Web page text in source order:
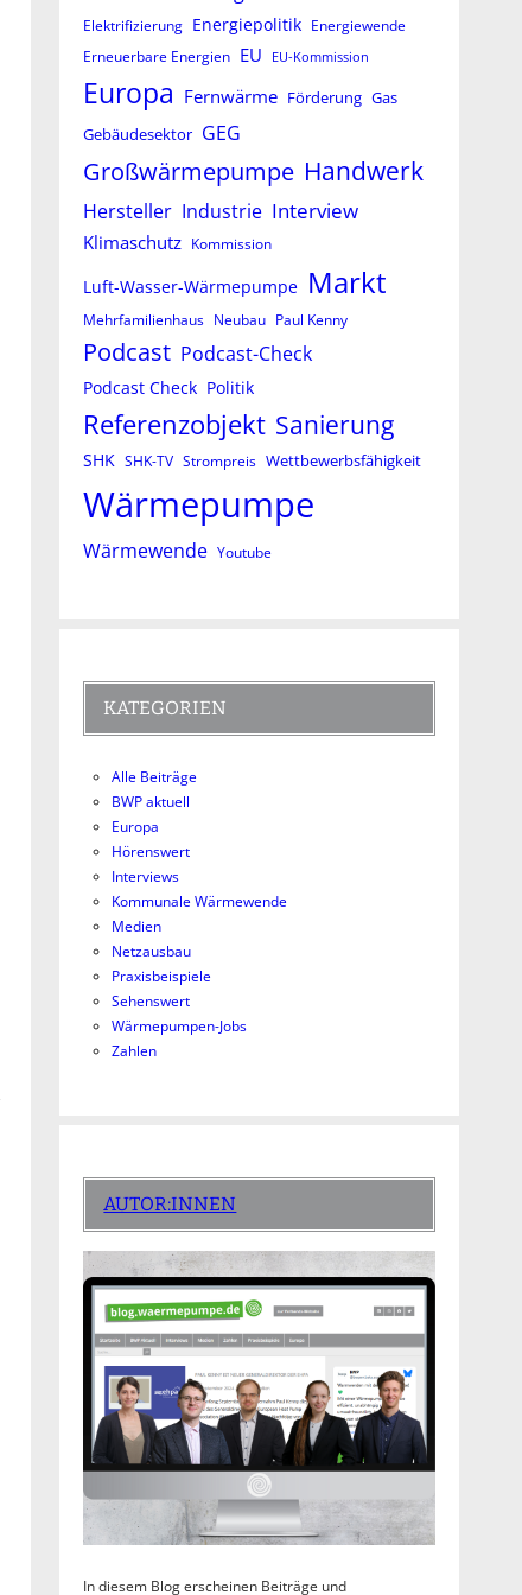
Elektrifizierung Energiepolitik Energiewende
Erneuerbare Energien EU EU-Kommission
Europa Fernwärme Förderung Gas
Gebäudesektor GEG
Großwärmepumpe Handwerk
Hersteller Industrie Interview
Klimaschutz Kommission
Luft-Wasser-Wärmepumpe Markt
Mehrfamilienhaus Neubau Paul Kenny
Podcast Podcast-Check
Podcast Check Politik
Referenzobjekt Sanierung
SHK SHK-TV Strompreis Wettbewerbsfähigkeit
Wärmepumpe
Wärmewende Youtube
KATEGORIEN
Alle Beiträge
BWP aktuell
Europa
Hörenswert
Interviews
Kommunale Wärmewende
Medien
Netzausbau
Praxisbeispiele
Sehenswert
Wärmepumpen-Jobs
Zahlen
AUTOR:INNEN
In diesem Blog erscheinen Beiträge und